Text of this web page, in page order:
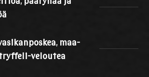
maa-
veloutea